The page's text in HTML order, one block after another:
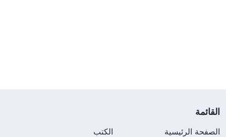
القائمة
الصفحة الرئيسية
الكتب